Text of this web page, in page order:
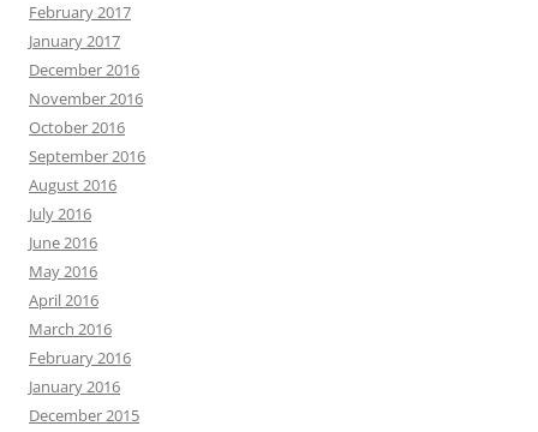
February 2017
January 2017
December 2016
November 2016
October 2016
September 2016
August 2016
July 2016
June 2016
May 2016
April 2016
March 2016
February 2016
January 2016
December 2015